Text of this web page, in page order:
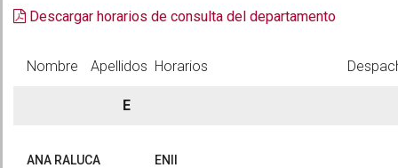
Descargar horarios de consulta del departamento
Nombre Apellidos Horarios
E
ANA RALUCA ENII